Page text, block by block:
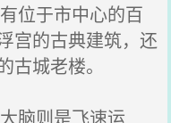
位于市中心的百
宫的古典建筑，还
城老楼。
脑则是飞速运